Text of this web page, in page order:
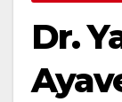
Dr.